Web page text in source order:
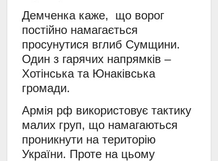
Демченка каже, що ворог
постійно намагається
просунутися вглиб Сумщини.
Один з гарячих напрямків –
Хотінська та Юнаківська
громади.
Армія рф використовує тактику
малих груп, що намагаються
проникнути на територію
України. Проте на цьому